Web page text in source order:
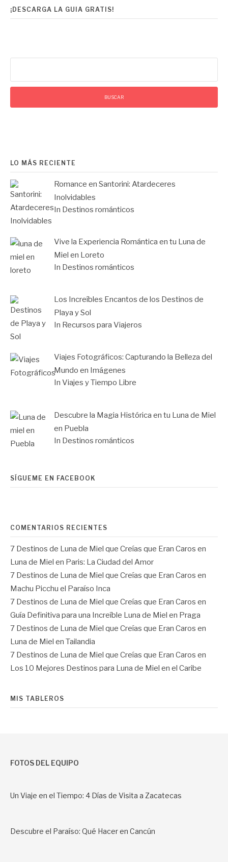
¡DESCARGA LA GUIA GRATIS!
LO MÁS RECIENTE
Romance en Santorini: Atardeceres
Inolvidables
In Destinos románticos
Vive la Experiencia Romántica en tu Luna de
Miel en Loreto
In Destinos románticos
Los Increíbles Encantos de los Destinos de
Playa y Sol
In Recursos para Viajeros
Viajes Fotográficos: Capturando la Belleza del
Mundo en Imágenes
In Viajes y Tiempo Libre
Descubre la Magia Histórica en tu Luna de Miel
en Puebla
In Destinos románticos
SÍGUEME EN FACEBOOK
COMENTARIOS RECIENTES
7 Destinos de Luna de Miel que Creías que Eran Caros en
Luna de Miel en Paris: La Ciudad del Amor
7 Destinos de Luna de Miel que Creías que Eran Caros en
Machu Picchu el Paraíso Inca
7 Destinos de Luna de Miel que Creías que Eran Caros en
Guía Definitiva para una Increíble Luna de Miel en Praga
7 Destinos de Luna de Miel que Creías que Eran Caros en
Luna de Miel en Tailandia
7 Destinos de Luna de Miel que Creías que Eran Caros en
Los 10 Mejores Destinos para Luna de Miel en el Caribe
MIS TABLEROS
FOTOS DEL EQUIPO
Un Viaje en el Tiempo: 4 Días de Visita a Zacatecas
Descubre el Paraíso: Qué Hacer en Cancún